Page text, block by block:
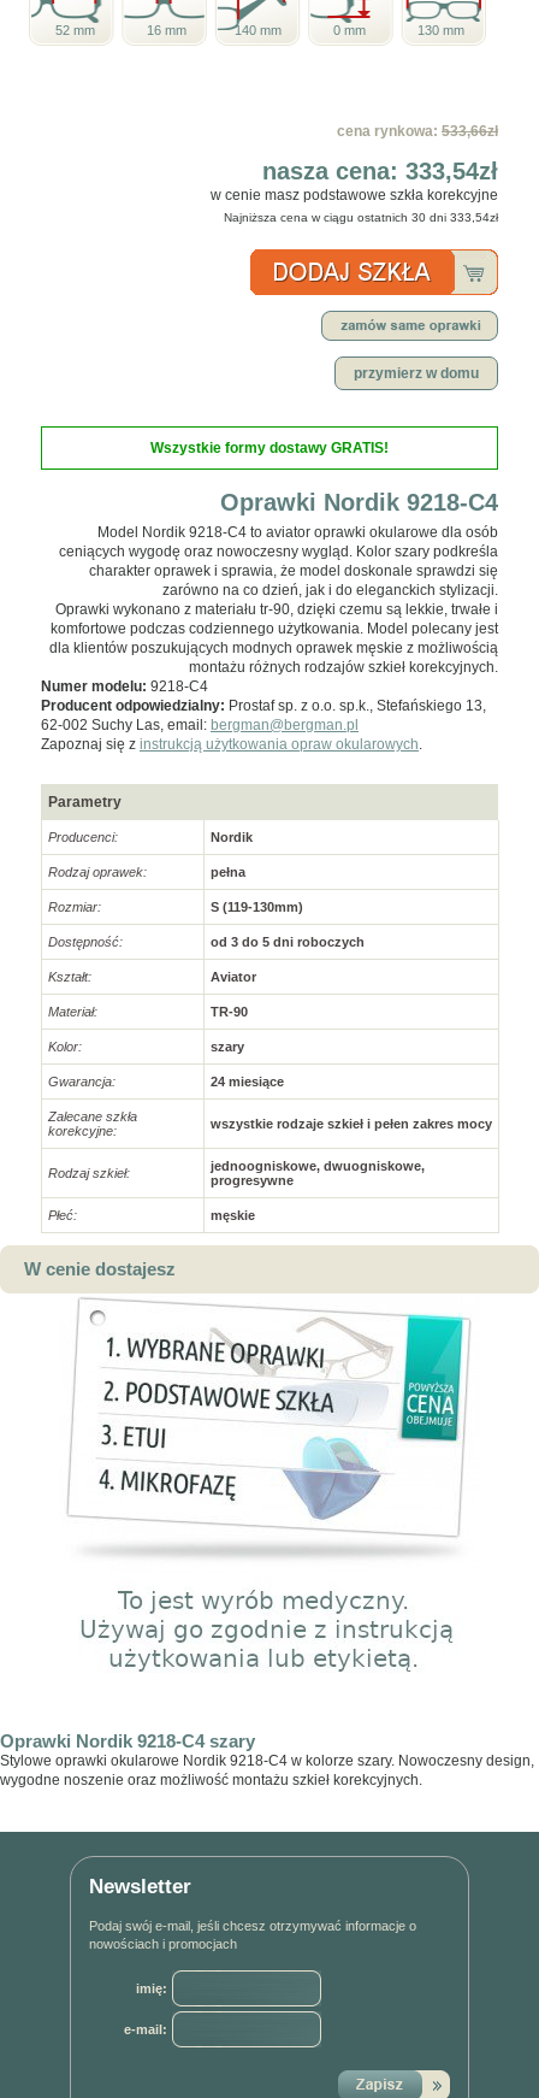
52 mm 16 mm 140 mm 0 mm 130 mm
cena rynkowa: 533,66zł
nasza cena: 333,54zł
w cenie masz podstawowe szkła korekcyjne
Najniższa cena w ciągu ostatnich 30 dni 333,54zł
przymierz w domu
Wszystkie formy dostawy GRATIS!
Oprawki Nordik 9218-C4
Model Nordik 9218-C4 to aviator oprawki okularowe dla osób
ceniących wygodę oraz nowoczesny wygląd. Kolor szary podkreśla
charakter oprawek i sprawia, że model doskonale sprawdzi się
zarówno na co dzień, jak i do eleganckich stylizacji.
Oprawki wykonano z materiału tr-90, dzięki czemu są lekkie, trwałe i
komfortowe podczas codziennego użytkowania. Model polecany jest
dla klientów poszukujących modnych oprawek męskie z możliwością
montażu różnych rodzajów szkieł korekcyjnych.
Numer modelu: 9218-C4
Producent odpowiedzialny: Prostaf sp. z o.o. sp.k., Stefańskiego 13,
62-002 Suchy Las, email: bergman@bergman.pl
Zapoznaj się z instrukcją użytkowania opraw okularowych
Parametry
Producenci: Nordik
Rodzaj oprawek: pełna
Rozmiar: S (119-130mm)
Dostępność: od 3 do 5 dni roboczych
Kształt: Aviator
Materiał: TR-90
Kolor: szary
Gwarancja: 24 miesiące
Zalecane szkła
korekcyjne:
wszystkie rodzaje szkieł i pełen zakres mocy
Rodzaj szkieł:
jednoogniskowe, dwuogniskowe,
progresywne
Płeć: męskie
W cenie dostajesz
Oprawki Nordik 9218-C4 szary
Stylowe oprawki okularowe Nordik 9218-C4 w kolorze szary. Nowoczesny design,
wygodne noszenie oraz możliwość montażu szkieł korekcyjnych.
Newsletter
Podaj swój e-mail, jeśli chcesz otrzymywać informacje o
nowościach i promocjach
imię:
e-mail: